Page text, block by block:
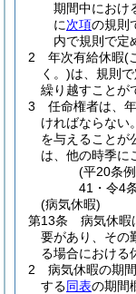
期間中におけ
に次項の規則
内で規則で定
2
年次有給休暇(
く。)は、規則
繰り越すことが
3
任命権者は、
ければならない。
を与えることが
は、他の時季に
(平20条
41・令4
(病気休暇)
第13条
病気休暇
要があり、その
る場合における
2
病気休暇の期間
する同表の期間